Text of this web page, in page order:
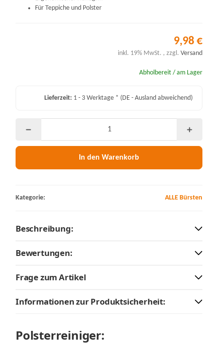
Für Teppiche und Polster
9,98 €
inkl. 19% MwSt. , zzgl. Versand
Abholbereit / am Lager
Lieferzeit: 1 - 3 Werktage * (DE - Ausland abweichend)
In den Warenkorb
Kategorie: ALLE Bürsten
Beschreibung:
Bewertungen:
Frage zum Artikel
Informationen zur Produktsicherheit:
Polsterreiniger: